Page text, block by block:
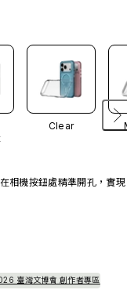
Clear
相機按鈕處精準開孔，實現
臺灣文博會 創作者專區